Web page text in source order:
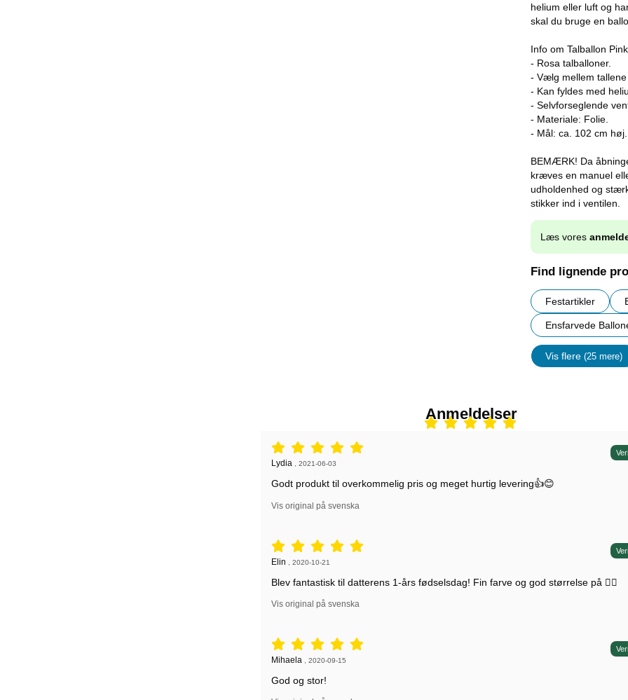
helium eller luft og
skal du bruge en
Info om Talballon
- Rosa talballoner.
- Vælg mellem tallene
- Kan fyldes med
- Selvforseglende
- Materiale: Folie.
- Mål: ca. 102 cm høj.
BEMÆRK! Da
kræves en manuel
udholdenhed og
stikker ind i ventilen.
Læs vores
Find lignende
Festartikler
Ensfarvede
Vis flere (25 mere)
Anmeldelser
Anmeldelser: 5 stjerne af 5,
Anmeldelser af:
Lydia , 2021-06-03
Godt produkt til overkommelig pris og meget hurtig levering👍😊
Vis original på svenska
Anmeldelser: 5 stjerne af 5,
Anmeldelser af:
Elin 2020-10-21
Blev fantastisk til datterens 1-års fødselsdag! Fin farve og god størrelse på 👍🏼
Vis original på svenska
Anmeldelser: 5 stjerne af 5,
Anmeldelser af:
Mihaela 2020-09-15
God og stor!